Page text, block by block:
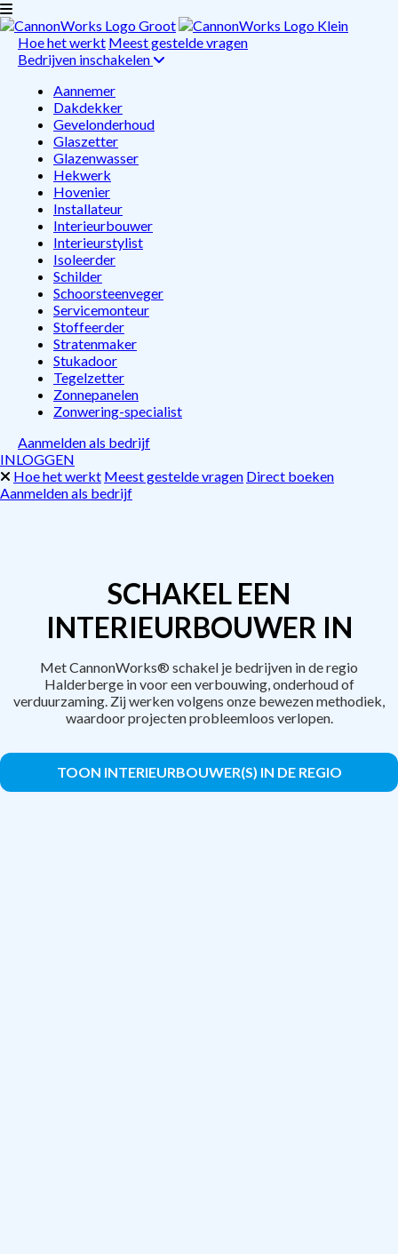
Hoe het werkt Meest gestelde vragen
Bedrijven inschakelen
Aannemer
Dakdekker
Gevelonderhoud
Glaszetter
Glazenwasser
Hekwerk
Hovenier
Installateur
Interieurbouwer
Interieurstylist
Isoleerder
Schilder
Schoorsteenveger
Servicemonteur
Stoffeerder
Stratenmaker
Stukadoor
Tegelzetter
Zonnepanelen
Zonwering-specialist
Aanmelden als bedrijf
INLOGGEN
Hoe het werkt Meest gestelde vragen Direct boeken
Aanmelden als bedrijf
SCHAKEL EEN
INTERIEURBOUWER IN
Met CannonWorks® schakel je bedrijven in de regio
Halderberge in voor een verbouwing, onderhoud of
verduurzaming. Zij werken volgens onze bewezen methodiek,
waardoor projecten probleemloos verlopen.
TOON INTERIEURBOUWER(S) IN DE REGIO